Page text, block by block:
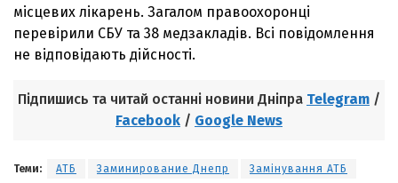
місцевих лікарень. Загалом правоохоронці
перевірили СБУ та 38 медзакладів. Всі повідомлення
не відповідають дійсності.
Підпишись та читай останні новини Дніпра Telegram /
Facebook / Google News
Теми: АТБ Заминирование Днепр
Замінування АТБ